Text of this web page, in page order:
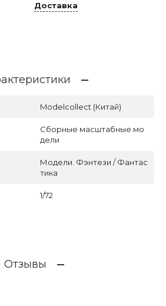
Доставка
Modelcollect (Китай)
Сборные масштабные мо
дели
Модели. Фэнтези / Фантас
тика
1/72
Отзывы